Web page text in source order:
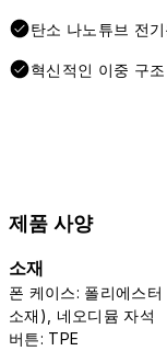
탄소 나노튜브 전
혁신적인 이중 구
제품 사양
소재
폰 케이스: 폴리에스
소재), 네오디뮴 자석
버튼: TPE